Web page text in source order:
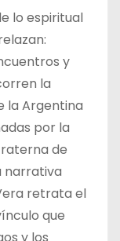
lo espiritual
y
la
la Argentina
por la
de
narrativa
retrata el
que